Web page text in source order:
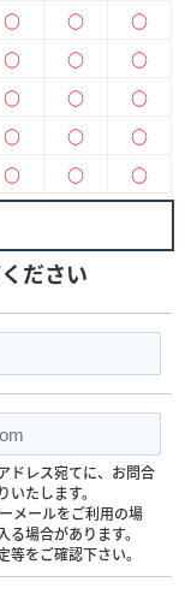
○
○
○
○
○
○
○
○
○
○
○
○
○
○
○
ださい
ドレス宛てに、お問合
たします。
メールをご利用の場
場合があります。
をご確認下さい。